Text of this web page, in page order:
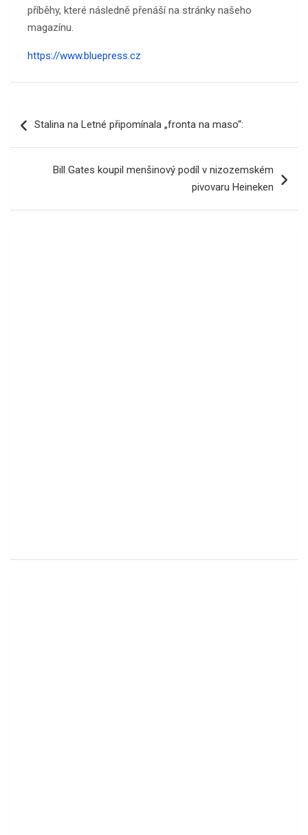
příběhy, které následně přenáší na stránky našeho
magazínu.
https://www.bluepress.cz
proStalina na Letné připomínala „fronta na maso“:
Bill Gates koupil menšinový podíl v nizozemském
pivovaru Heineken